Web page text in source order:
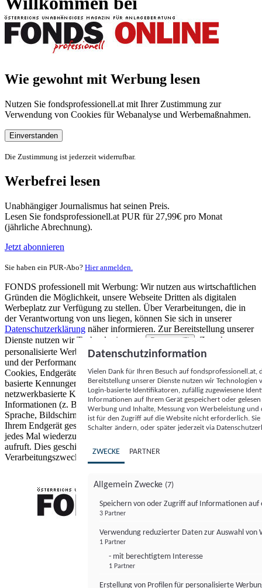
Wie gewohnt mit Werbung lesen
Nutzen Sie fondsprofessionell.at mit Ihrer Zustimmung zur
Verwendung von Cookies für Webanalyse und Werbemaßnahmen.
Einverstanden
Die Zustimmung ist jederzeit widerrufbar.
Werbefrei lesen
Unabhängiger Journalismus hat seinen Preis.
Lesen Sie fondsprofessionell.at PUR für 27,99€ pro Monat
(jährliche Abrechnung).
Jetzt abonnieren
Sie haben ein PUR-Abo? Hier anmelden.
FONDS professionell mit Werbung: Wir nutzen aus wirtschaftlichen
Gründen die Möglichkeit, unsere Webseite Dritten als digitalen
Werbeplatz zur Verfügung zu stellen. Über Verarbeitungen, die in
der Verantwortung von uns liegen, können Sie sich in unserer
Datenschutzerklärung näher informieren. Zur Bereitstellung unserer
Dienste nutzen wir Technologien von
Partnern (5)
. Zwecke:
personalisierte Werbung und Inhalte, Messung von Werbeleistung
und der Performance von Inhalten sowie Zielgruppenforschung.
Cookies, Endgeräte- oder ähnliche Online-Kennungen (z. B. login-
basierte Kennungen, zufällig generierte Kennungen,
netzwerkbasierte Kennungen) können zusammen mit anderen
Informationen (z. B. Browsertyp und Browserinformationen,
Sprache, Bildschirmgröße, unterstützte Technologien usw.) auf
Ihrem Endgerät gespeichert oder von dort ausgelesen werden, um es
jedes Mal wiederzuerkennen, wenn es eine App oder einer Webseite
aufruft. Dies geschieht für einen oder mehrere der hier aufgeführten
Verarbeitungszwecke.
Datenschutzinformation
Vielen Dank für Ihren Besuch auf
Bereitstellung unserer Dienste nutzen wir Technologien
Login-basierte Identifikatoren, zufällig zugewiesene
Informationen auf Ihrem Gerät gespeichert oder
Werbung und Inhalte, Messung von Werbeleistung
ist für den Zugriff auf die Website nicht erforderlich.
Schalter ändern, oder später jederzeit via
ZWECKE PARTNER
Allgemein Zwecke (7)
Speichern von oder Zugriff auf Informationen auf
3 Partner
Verwendung reduzierter Daten zur Auswahl von
1 Partner
- mit berechtigtem Interesse
1 Partner
Erstellung von Profilen für personalisierte
FONDS professionell